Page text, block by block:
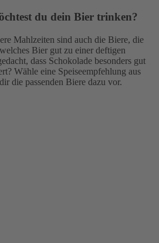
du dein Bier trinken?
Mahlzeiten sind auch die Biere, die
Bier gut zu einer deftigen
dass Schokolade besonders gut
Wähle eine Speiseempfehlung aus
die passenden Biere dazu vor.